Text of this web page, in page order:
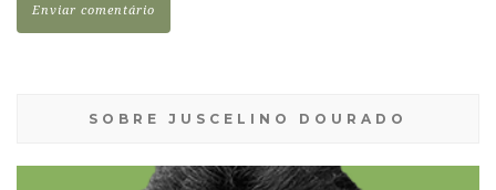
SOBRE JUSCELINO DOURADO